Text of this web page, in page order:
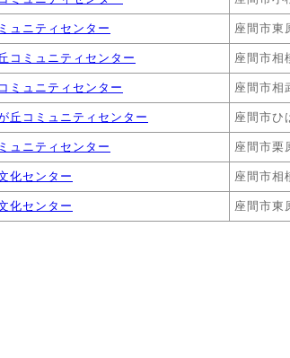
ュニティセンター 座間市東
コミュニティセンター 座間市相
ミュニティセンター 座間市相
丘コミュニティセンター 座間市ひ
ュニティセンター 座間市栗
化センター 座間市相
化センター 座間市東